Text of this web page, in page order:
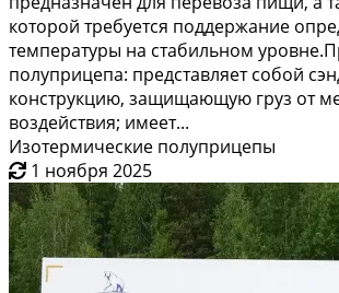
которой требуется поддержание
температуры на стабильном
полуприцепа: представляет собой
конструкцию, защищающую груз от
воздействия; имеет...
Изотермические полуприцепы
1 ноября 2025